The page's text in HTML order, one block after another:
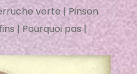
verte | Pinson
| Pourquoi pas |